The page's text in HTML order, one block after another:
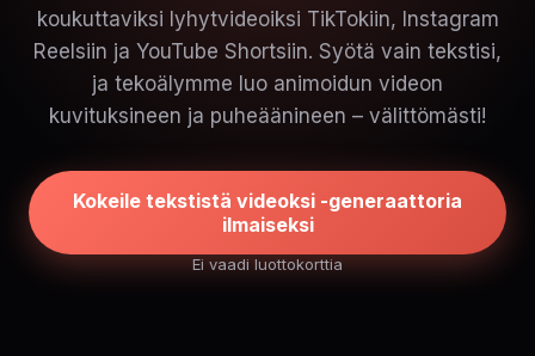
koukuttaviksi lyhytvideoiksi TikTokiin, Instagram
Reelsiin ja YouTube Shortsiin. Syötä vain tekstisi,
ja tekoälymme luo animoidun videon
kuvituksineen ja puheäänineen – välittömästi!
Kokeile tekstistä videoksi -generaattoria
ilmaiseksi
Ei vaadi luottokorttia